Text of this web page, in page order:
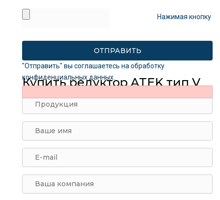
Нажимая кнопку
"Отправить" вы соглашаетесь на обработку
конфиденциальных данных
Купить редуктор ATEK тип V